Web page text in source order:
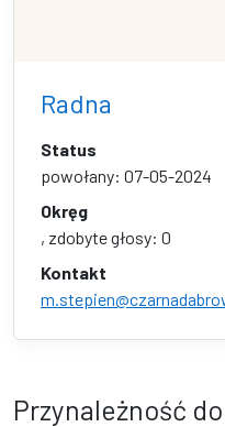
Radna
Status
powołany: 07-05-2024
Okręg
, zdobyte głosy: 0
Kontakt
Przynależność